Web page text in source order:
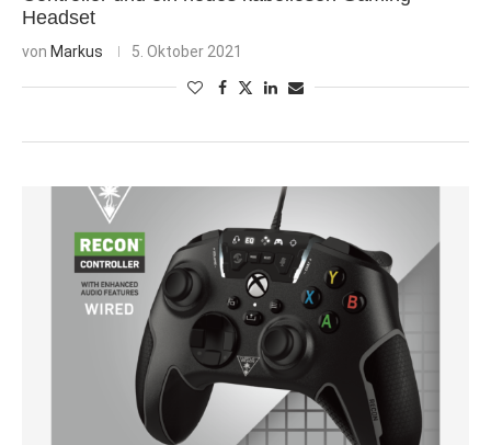
Headset
von Markus 5. Oktober 2021